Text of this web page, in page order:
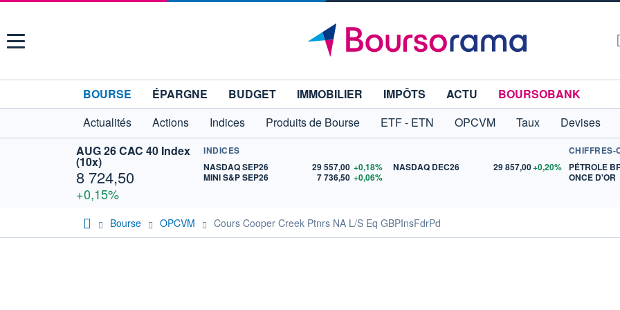
Menu
BOURSE ÉPARGNE BUDGET IMMOBILIER IMPÔTS ACTU
BOURSOBANK
Actualités
Actions Indices Produits de Bourse ETF - ETN OPCVM Taux Devises
AUG 26 CAC 40 Index
(10x)
8 724,50
+0,15%
INDICES
NASDAQ SEP26
29 557,00 +0,18%
MINI S&P SEP26
7 736,50 +0,06%
NASDAQ DEC26 29 857,00+0,20%
CHIFFRES-
PÉTROLE
ONCE D'OR
Bourse OPCVM Cours Cooper Creek Ptnrs NA L/S Eq GBPInsFdrPd